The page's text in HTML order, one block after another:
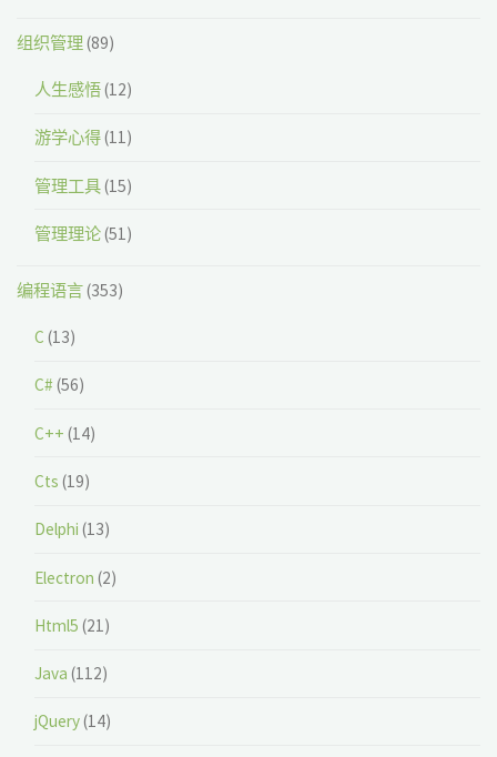
组织管理(89)
人生感悟(12)
游学心得(11)
管理工具(15)
管理理论(51)
编程语言(353)
C (13)
C# (56)
C++ (14)
Cts (19)
Delphi (13)
Electron (2)
Html5 (21)
Java (112)
jQuery(14)